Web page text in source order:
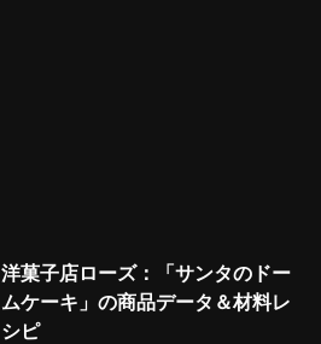
洋菓子店ローズ：「サンタのドー
ムケーキ」の商品データ＆材料レ
シピ